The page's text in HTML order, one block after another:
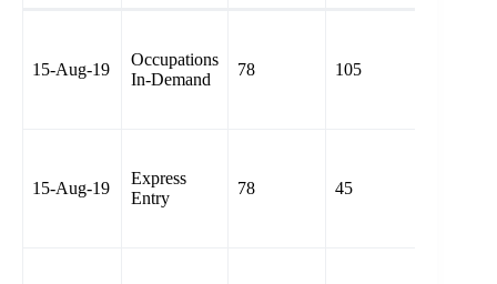
15-Aug-19
Occupations
In-Demand
78 105
15-Aug-19
Express
Entry
78 45